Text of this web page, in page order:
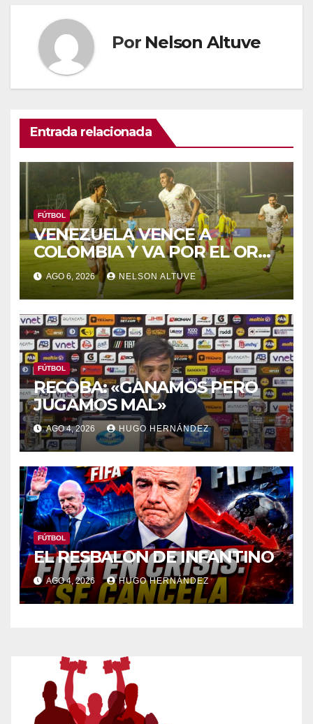
Por Nelson Altuve
Entrada relacionada
FÚTBOL
VENEZUELA VENCE A
COLOMBIA Y VA POR EL ORO
DE LOS JCAC
AGO 6, 2026 NELSON ALTUVE
FÚTBOL
RECOBA: «GANAMOS PERO
JUGAMOS MAL»
AGO 4, 2026 HUGO HERNÁNDEZ
FÚTBOL
EL RESBALON DE INFANTINO
AGO 4, 2026 HUGO HERNÁNDEZ